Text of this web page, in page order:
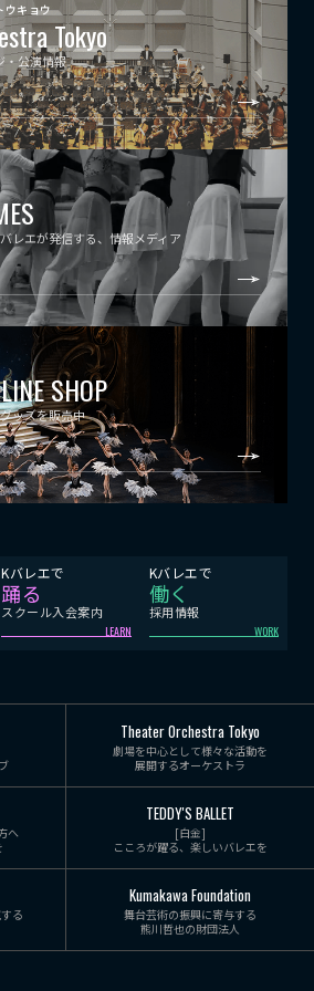
ウキョウ
Tokyo
・公演情報
レエが発信する、情報メディア
SHOP
ッズを販売中
Kバレエで
踊る
スクール入会案内
LEARN
Kバレエで
働く
採用情報
WORK
Theater Orchestra Tokyo
劇場を中心として様々な活動を
展開するオーケストラ
へ
TEDDY'S BALLET
[白金]
こころが躍る、楽しいバレエを
る
Kumakawa Foundation
舞台芸術の振興に寄与する
熊川哲也の財団法人